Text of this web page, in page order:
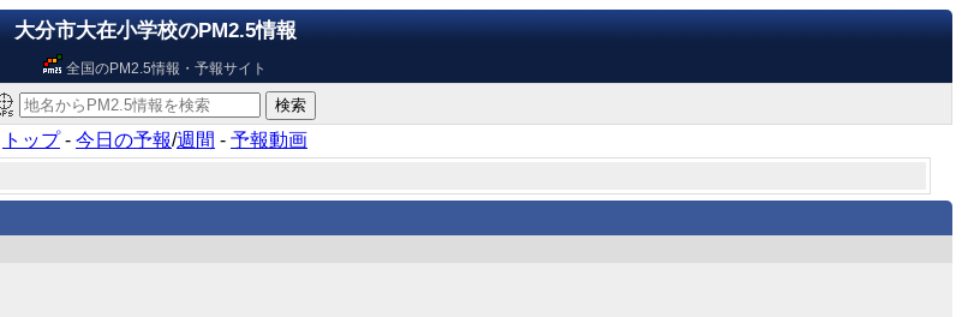
大分市大在小学校のPM2.5情報
全国のPM2.5情報・予報サイト
トップ- 今日の予報/週間 - 予報動画